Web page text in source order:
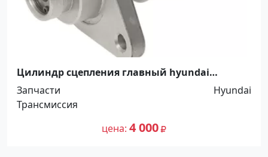
Цилиндр сцепления главный hyundai
HD65/72 Краснодар
Запчасти
Hyundai
Трансмиссия
цена 4 000